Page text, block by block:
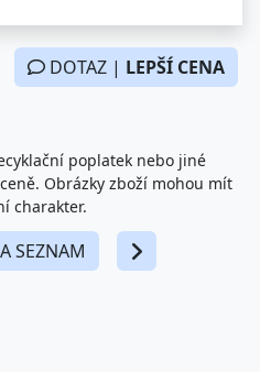
DOTAZ | LEPŠÍ CENA
poplatek nebo jiné
Obrázky zboží mohou mít
charakter.
SEZNAM